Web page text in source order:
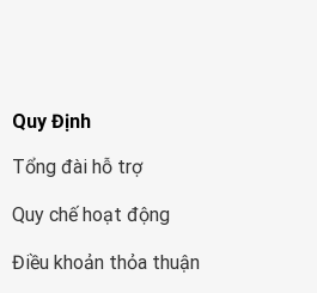
Quy Định
Tổng đài hỗ trợ
Quy chế hoạt động
Điều khoản thỏa thuận